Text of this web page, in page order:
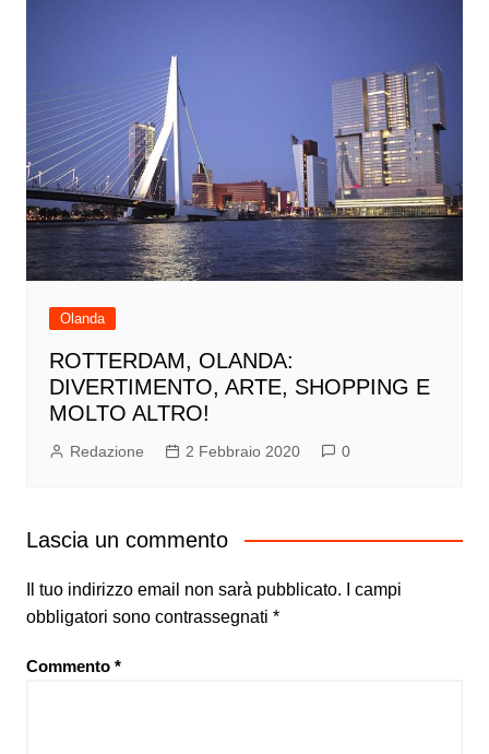
Olanda
ROTTERDAM, OLANDA:
DIVERTIMENTO, ARTE, SHOPPING E
MOLTO ALTRO!
Redazione 2 Febbraio 2020 0
Lascia un commento
Il tuo indirizzo email non sarà pubblicato.
I campi
obbligatori sono contrassegnati *
Commento *